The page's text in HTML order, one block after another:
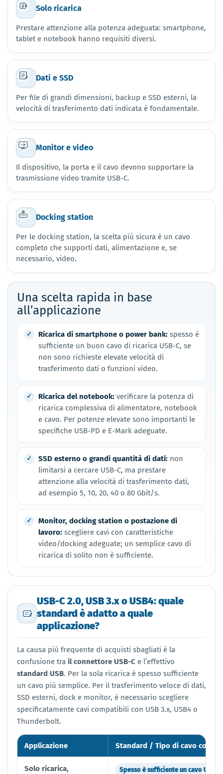
Solo ricarica
Prestare attenzione alla potenza adeguata: smartphone,
tablet e notebook hanno requisiti diversi.
Dati e SSD
Per file di grandi dimensioni, backup e SSD esterni, la
velocità di trasferimento dati indicata è fondamentale.
Monitor e video
Il dispositivo, la porta e il cavo devono supportare la
trasmissione video tramite USB-C.
Docking station
Per le docking station, la scelta più sicura è un cavo
completo che supporti dati, alimentazione e, se
necessario, video.
Una scelta rapida in base
all’applicazione
Ricarica di smartphone o power bank: spesso è
sufficiente un buon cavo di ricarica USB-C, se
non sono richieste elevate velocità di
trasferimento dati o funzioni video.
Ricarica del notebook: verificare la potenza di
ricarica complessiva di alimentatore, notebook
e cavo. Per potenze elevate sono importanti le
specifiche USB-PD e E-Mark adeguate.
SSD esterno o grandi quantità di dati: non
limitarsi a cercare USB-C, ma prestare
attenzione alla velocità di trasferimento dati,
ad esempio 5, 10, 20, 40 o 80 Gbit/s.
Monitor, docking station o postazione di
lavoro: scegliere cavi con caratteristiche
video/docking adeguate; un semplice cavo di
ricarica di solito non è sufficiente.
USB-C 2.0, USB 3.x o USB4: quale
standard è adatto a quale
applicazione?
La causa più frequente di acquisti sbagliati è la
confusione tra il connettore USB-C e l’effettivo
standard USB. Per la sola ricarica è spesso sufficiente
un cavo più semplice. Per il trasferimento veloce di dati,
SSD esterni, dock e monitor, è necessario scegliere
specificatamente cavi compatibili con USB 3.x, USB4 o
Thunderbolt.
Applicazione Standard / Tipo di cavo
Solo ricarica, Spesso è sufficiente un cavo USB-C